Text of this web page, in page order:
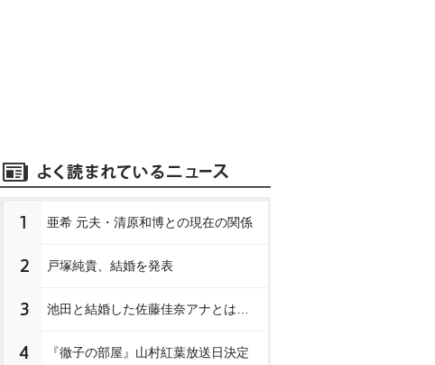
1 亜希 元夫・清原和博との現在の関係
2 戸塚純貴、結婚を発表
3 池田と結婚した佐藤佳奈アナとは…
4 『徹子の部屋』山村紅葉放送日決定